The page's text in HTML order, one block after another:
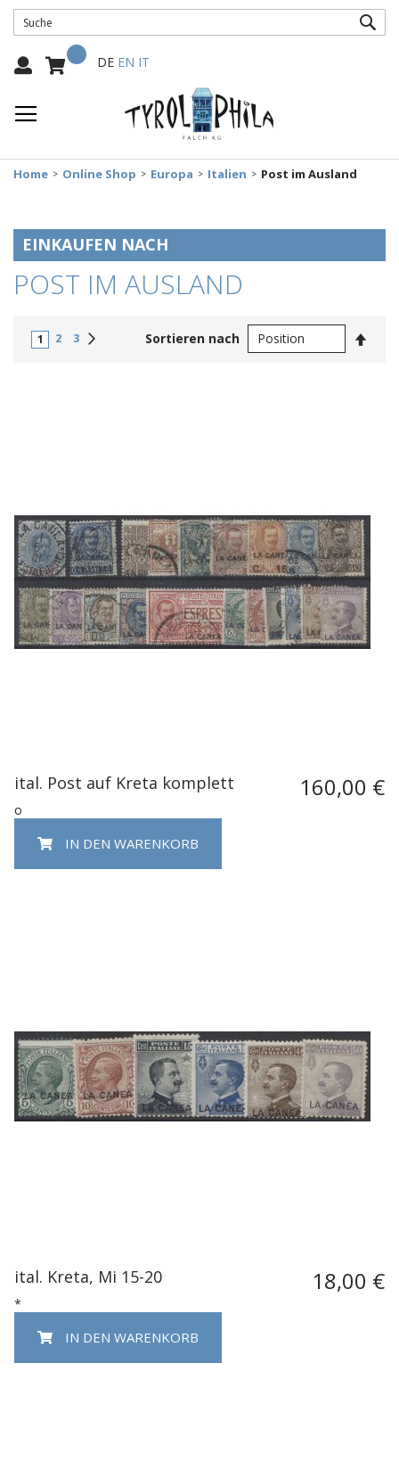
Mein Warenkorb
Select
DE EN IT
Home Online Shop Europa Italien Post im Ausland
POST IM AUSLAND
1 2 3 Sortieren nach
ital. Post auf Kreta komplett 160,00 €
o
IN DEN WARENKORB
ital. Kreta, Mi 15-20 18,00 €
*
IN DEN WARENKORB
EINKAUFEN NACH